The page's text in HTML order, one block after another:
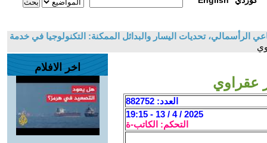
الرأسمالي، تحديات اليسار والبدائل الممكنة: التكنولوجيا في خدمة
عقراوي
العدد: 882752
2025 / 4 / 13 - 19:15
التحكم: الكاتب-ة
اخر الافلام